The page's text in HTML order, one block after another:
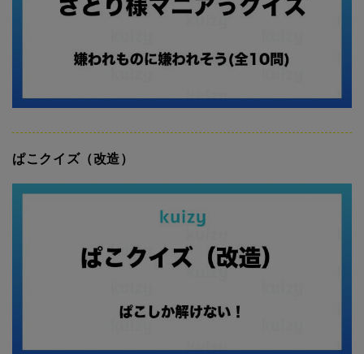
ぱこクイズ（改造）